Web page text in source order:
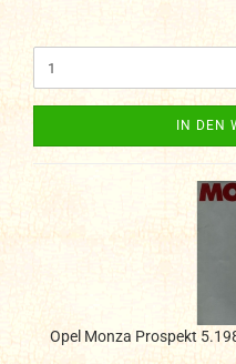
IN DEN
Opel Monza Prospekt